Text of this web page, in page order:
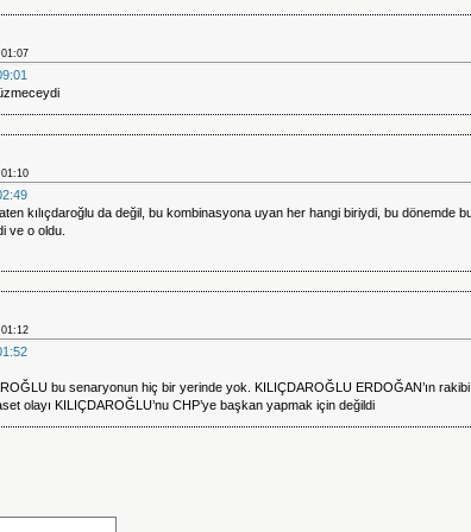
kılıçdaroğlu da değil, bu kombinasyona uyan her hangi biriydi, bu dönemde
ve o oldu.
bu senaryonun hiç bir yerinde yok. KILIÇDAROĞLU ERDOĞAN’ın rakibi
olayı KILIÇDAROĞLU’nu CHP’ye başkan yapmak için değildi